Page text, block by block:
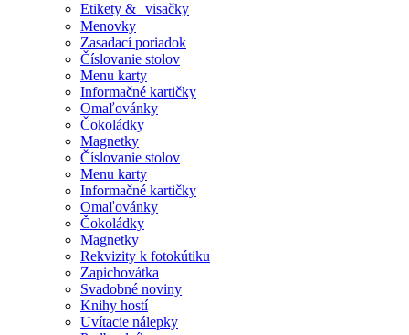
Etikety & visačky
Menovky
Zasadací poriadok
Číslovanie stolov
Menu karty
Informačné kartičky
Omaľovánky
Čokoládky
Magnetky
Číslovanie stolov
Menu karty
Informačné kartičky
Omaľovánky
Čokoládky
Magnetky
Rekvizity k fotokútiku
Zapichovátka
Svadobné noviny
Knihy hostí
Uvítacie nálepky